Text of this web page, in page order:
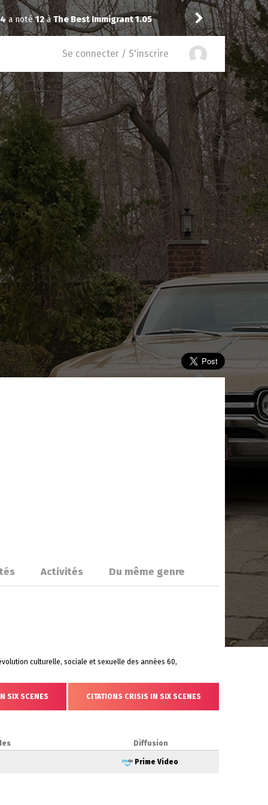
1.05 a noté12àWidow’s
Se connecter / S'inscrire
Activités Du même genre
culturelle, sociale et sexuelle des années 60,
SIX SCENES CITATIONS CRISIS IN SIX SCENES
Diffusion
Prime Video